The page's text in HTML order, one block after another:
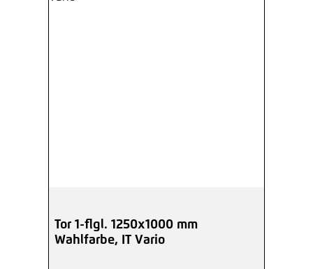
Tor 1-flgl. 1250x1000 mm
Wahlfarbe, IT Vario